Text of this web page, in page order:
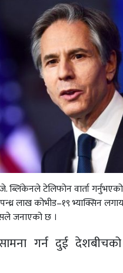
जे. ब्लिंकेनले टेलिफोन वार्ता
लाख कोभीड–१९ भ्याक्सिन
जनाएको छ ।
गर्न दुई